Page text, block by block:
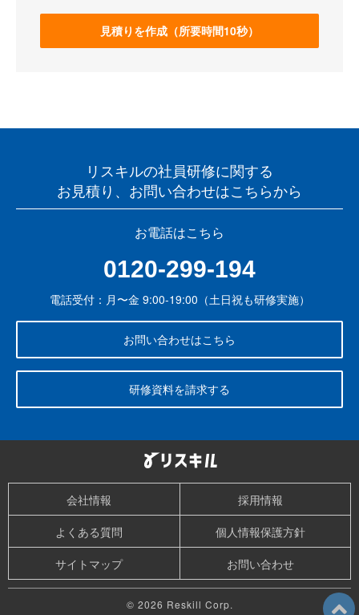
見積りを作成（所要時間10秒）
リスキルの社員研修に関する
お見積り、お問い合わせはこちらから
お電話はこちら
0120-299-194
電話受付：月〜金 9:00-19:00（土日祝も研修実施）
お問い合わせはこちら
研修資料を請求する
会社情報
採用情報
よくある質問
個人情報保護方針
サイトマップ
お問い合わせ
© 2026 Reskill Corp.